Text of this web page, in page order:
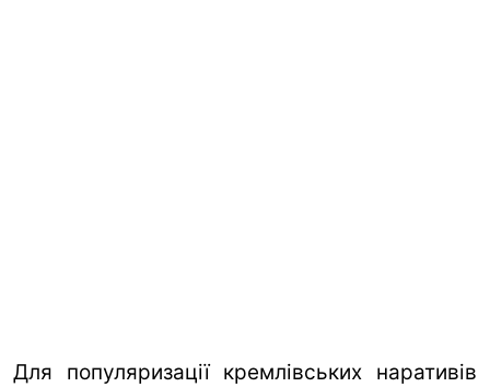
Для популяризації кремлівських наративів